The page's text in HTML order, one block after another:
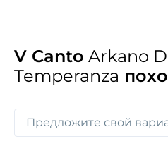
не бросается в глаза, не
Парфюм адресован
с собственной философией
восприятием окружающей
V Canto Arkano
Temperanza